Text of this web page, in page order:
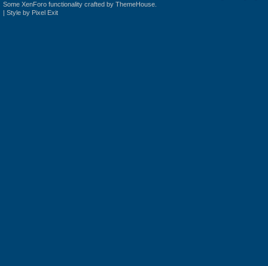
Some XenForo functionality crafted by ThemeHouse
| Style by Pixel Exit